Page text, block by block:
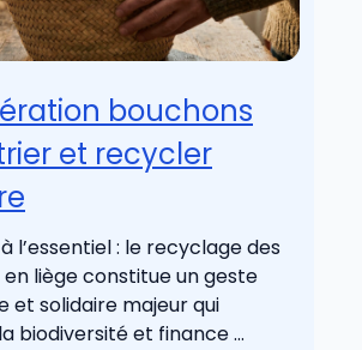
bouchons
et recycler
l’essentiel : le recyclage des
liège constitue un geste
et solidaire majeur qui
biodiversité et finance ...